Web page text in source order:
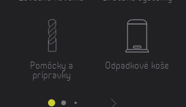
Pomôcky a
prípravky
Odpadkové koše